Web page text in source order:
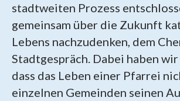
stadtweiten Prozess
gemeinsam über die Zukunft
Lebens nachzudenken, dem
Stadtgespräch. Dabei haben
dass das Leben einer Pfarrei
einzelnen Gemeinden seinen